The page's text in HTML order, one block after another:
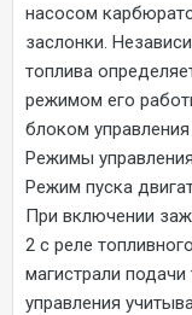
насосом
заслонки.
топлива
режимом его
блоком
Режимы
Режим пуска
При включении
2 с реле
магистрали
управления